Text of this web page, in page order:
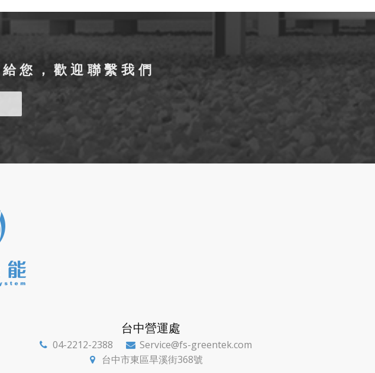
您，歡迎聯繫我們
台中營運處
 04-2212-2388  Service@fs-greentek.com
 台中市東區旱溪街368號